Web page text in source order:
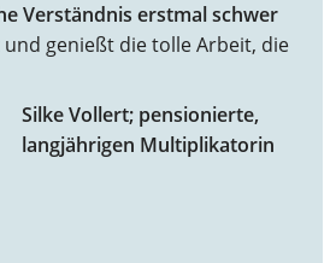
Verständnis erstmal schwer
und genießt die tolle Arbeit, die
Silke Vollert; pensionierte,
langjährigen Multiplikatorin